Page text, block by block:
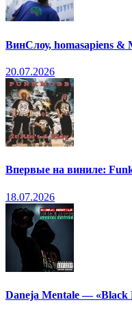
ВинСлоу, homasapiens
20.07.2026
Впервые на виниле:
18.07.2026
Daneja Mentale — «Black